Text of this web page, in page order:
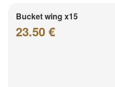
Bucket wing x15
23.50 €